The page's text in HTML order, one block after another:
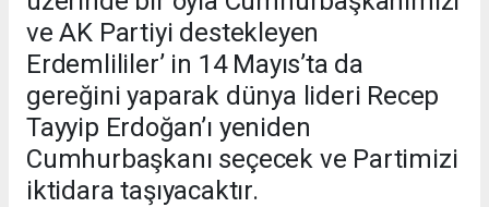
ve AK Partiyi destekleyen
Erdemlililer’ in 14 Mayıs’ta da
gereğini yaparak dünya lideri Recep
Tayyip Erdoğan’ı yeniden
Cumhurbaşkanı seçecek ve Partimizi
iktidara taşıyacaktır.